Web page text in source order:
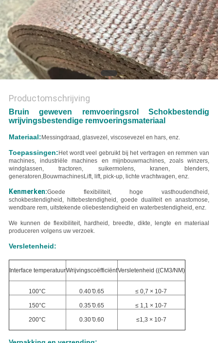
Productomschrijving
Bruin geweven remvoeringsrol Schokbestendig
wrijvingsbestendige remvoeringsmateriaal
Materiaal: Messingdraad, glasvezel, viscosevezel en hars, enz.
Toepassingen: Het wordt veel gebruikt bij het vertragen en remmen van
machines, industriële machines en mijnbouwmachines, zoals winzers,
windglassen, tractoren, suikermolens, kranen, blenders,
generatoren,BouwmachinesLift, lift, pick-up, lichte vrachtwagen, enz.
Kenmerken:Goede flexibiliteit, hoge vasthoudendheid,
schokbestendigheid, hittebestendigheid, goede dualiteit en anastomose,
wendbare rem, uitstekende oliebestendigheid en waterbestendigheid, enz.
We kunnen de flexibiliteit, hardheid, breedte, dikte, lengte en materiaal
produceren volgens uw verzoek.
Versletenheid:
Interface temperatuurWrijvingscoëfficiëntVersletenheid ((CM3/NM)
100°C 0.40 ̊0.65 ≤ 0,7 × 10-7
150°C 0.35 ̊0.65 ≤ 1,1 × 10-7
200°C 0.30 ̊0.60 ≤1,3 × 10-7